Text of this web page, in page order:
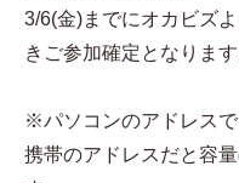
3/6(金)までにオカビズ
きご参加確定となります
※パソコンのアドレスで
携帯のアドレスだと容